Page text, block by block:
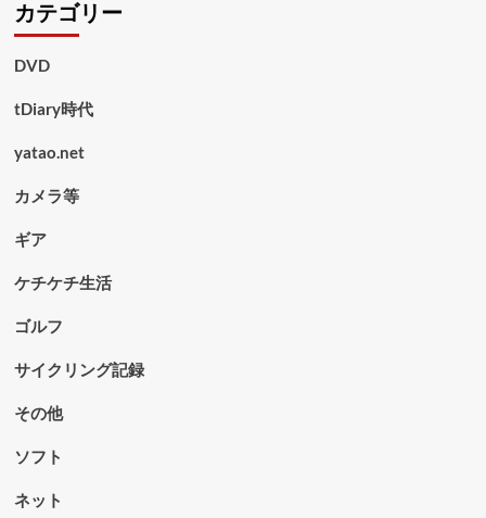
カテゴリー
DVD
tDiary時代
yatao.net
カメラ等
ギア
ケチケチ生活
ゴルフ
サイクリング記録
その他
ソフト
ネット